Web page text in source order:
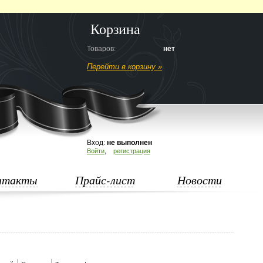
Корзина
Товаров: нет
Перейти в корзину »
Вход: не выполнен
Войти, регистрация
Прайс-лист Новости